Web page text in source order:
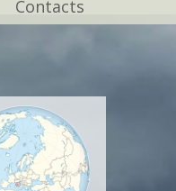
Contacts